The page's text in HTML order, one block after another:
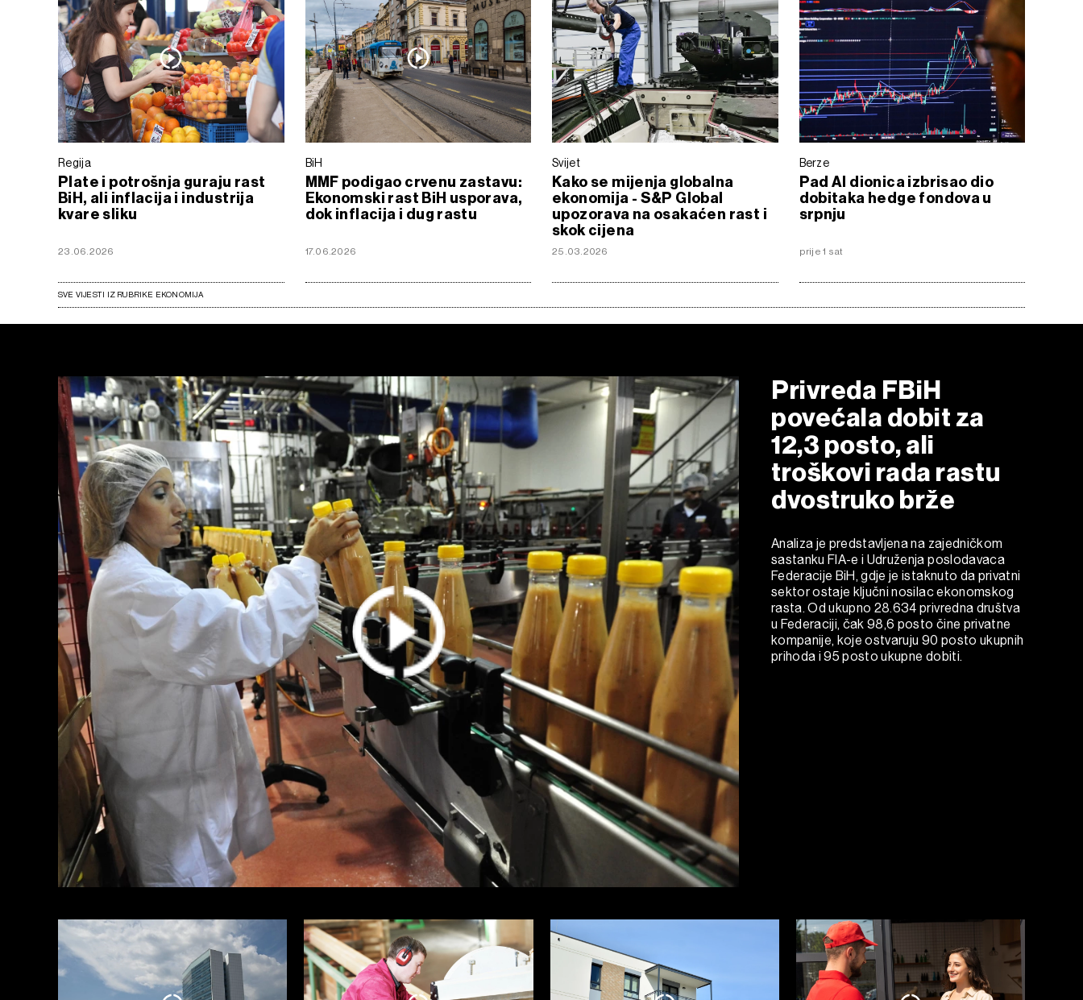
Regija
Plate i potrošnja guraju rast
BiH, ali inflacija i industrija
kvare sliku
23.06.2026
BiH
MMF podigao crvenu zastavu:
Ekonomski rast BiH usporava,
dok inflacija i dug rastu
17.06.2026
Svijet
Kako se mijenja globalna
ekonomija - S&P Global
upozorava na osakaćen rast i
skok cijena
25.03.2026
Berze
Pad AI dionica izbrisao dio
dobitaka hedge fondova u
srpnju
prije 1 sat
SVE VIJESTI IZ RUBRIKE EKONOMIJA
Privreda FBiH
povećala dobit za
12,3 posto, ali
troškovi rada rastu
dvostruko brže
Analiza je predstavljena na zajedničkom
sastanku FIA-e i Udruženja poslodavaca
Federacije BiH, gdje je istaknuto da privatni
sektor ostaje ključni nosilac ekonomskog
rasta. Od ukupno 28.634 privredna društva
u Federaciji, čak 98,6 posto čine privatne
kompanije, koje ostvaruju 90 posto ukupnih
prihoda i 95 posto ukupne dobiti.